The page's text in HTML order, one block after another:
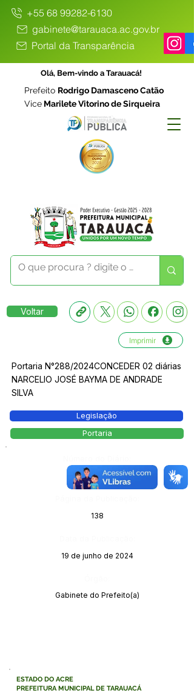
+55 68 99282-6130
gabinete@tarauaca.ac.gov.br
Portal da Transparência
Olá, Bem-vindo a Tarauacá!
Prefeito Rodrigo Damasceno Catão
Vice Marilete Vitorino de Sirqueira
Voltar
Imprimir
Portaria N°288/2024CONCEDER 02 diárias
NARCELIO JOSÉ BAYMA DE ANDRADE
SILVA
Legislação
Portaria
13799
138
19 de junho de 2024
Gabinete do Prefeito(a)
ESTADO DO ACRE
PREFEITURA MUNICIPAL DE TARAUACÁ